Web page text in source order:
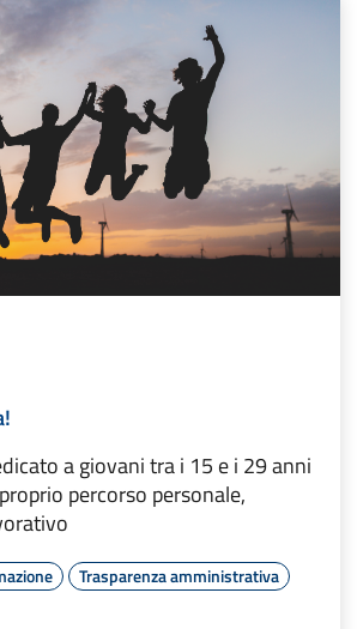
a giovani tra i 15 e i 29 anni
percorso personale,
Trasparenza amministrativa